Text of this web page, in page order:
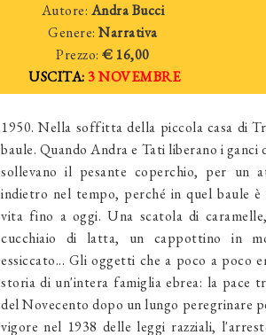
Autore: Andra Bucci
Genere:Narrativa
Prezzo:€ 16,00
USCITA: 3 NOVEMBRE
1950. Nella soffitta della piccola casa di
baule. Quando Andra e Tati liberano i
sollevano il pesante coperchio, per un
indietro nel tempo, perché in quel baule
vita fino a oggi. Una scatola di
cucchiaio di latta, un cappottino in
essiccato... Gli oggetti che a poco a poco
storia di un'intera famiglia ebrea: la pace
del Novecento dopo un lungo peregrinare
vigore nel 1938 delle leggi razziali,